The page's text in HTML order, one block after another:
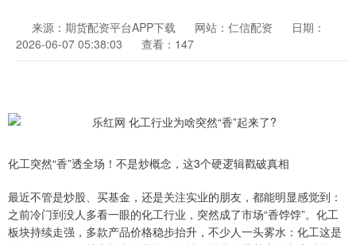
来源：期货配资平台APP下载 网站：仁信配资
日期：
2026-06-07 05:38:03
查看：147
化工突然“香”透全场！不是炒概念，这3个硬逻辑戳破真相
最近不管是炒股、买基金，还是关注实业的朋友，都能明显感觉到：
之前冷门到没人多看一眼的化工行业，突然成了市场“香饽饽”。化工
板块持续走强，多款产品价格稳步抬升，不少人一头雾水：化工这是